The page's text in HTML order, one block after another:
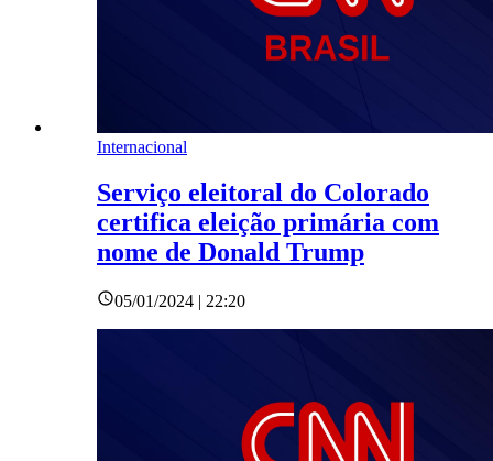
Internacional
Serviço eleitoral do Colorado
certifica eleição primária com
nome de Donald Trump
05/01/2024 | 22:20